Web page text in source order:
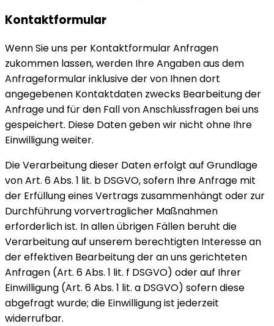
Kontaktformular
Wenn Sie uns per Kontaktformular Anfragen
zukommen lassen, werden Ihre Angaben aus dem
Anfrageformular inklusive der von Ihnen dort
angegebenen Kontaktdaten zwecks Bearbeitung der
Anfrage und für den Fall von Anschlussfragen bei uns
gespeichert. Diese Daten geben wir nicht ohne Ihre
Einwilligung weiter.
Die Verarbeitung dieser Daten erfolgt auf Grundlage
von Art. 6 Abs. 1 lit. b DSGVO, sofern Ihre Anfrage mit
der Erfüllung eines Vertrags zusammenhängt oder zur
Durchführung vorvertraglicher Maßnahmen
erforderlich ist. In allen übrigen Fällen beruht die
Verarbeitung auf unserem berechtigten Interesse an
der effektiven Bearbeitung der an uns gerichteten
Anfragen (Art. 6 Abs. 1 lit. f DSGVO) oder auf Ihrer
Einwilligung (Art. 6 Abs. 1 lit. a DSGVO) sofern diese
abgefragt wurde; die Einwilligung ist jederzeit
widerrufbar.